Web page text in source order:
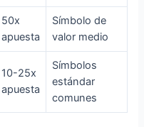
50x
apuesta
Símbolo de
valor medio
10-25x
apuesta
Símbolos
estándar
comunes